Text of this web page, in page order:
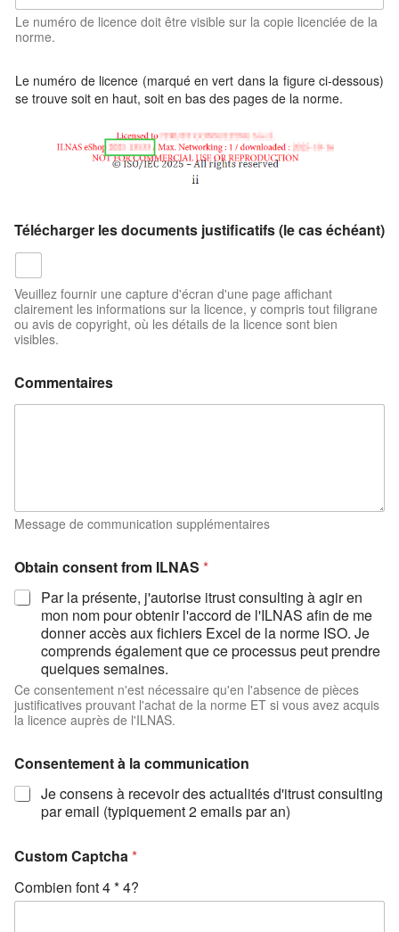
Le numéro de licence doit être visible sur la copie licenciée de la
norme.
Le numéro de licence (marqué en vert dans la figure ci-dessous)
se trouve soit en haut, soit en bas des pages de la norme.
Télécharger les documents justificatifs (le cas échéant)
Veuillez fournir une capture d'écran d'une page affichant
clairement les informations sur la licence, y compris tout filigrane
ou avis de copyright, où les détails de la licence sont bien
visibles.
Commentaires
Message de communication supplémentaires
Obtain consent from ILNAS *
Par la présente, j'autorise itrust consulting à agir en
mon nom pour obtenir l'accord de l'ILNAS afin de me
donner accès aux fichiers Excel de la norme ISO. Je
comprends également que ce processus peut prendre
quelques semaines.
Ce consentement n'est nécessaire qu'en l'absence de pièces
justificatives prouvant l'achat de la norme ET si vous avez acquis
la licence auprès de l'ILNAS.
Consentement à la communication
Je consens à recevoir des actualités d'itrust consulting
par email (typiquement 2 emails par an)
Custom Captcha*
Combien font 4 * 4?